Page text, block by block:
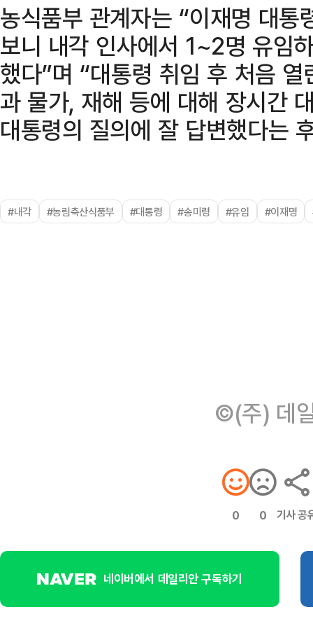
농식품부 관계자는 “이재명 대통
보니 내각 인사에서 1~2명 유임
했다”며 “대통령 취임 후 처음
과 물가, 재해 등에 대해 장시간
대통령의 질의에 잘 답변했다는
#내각 #농림축산식품부 #대통령 #송미령 #유임 #이재명
©(주) 데
0 0 기사 공
네이버에서 데일리안 구독하기